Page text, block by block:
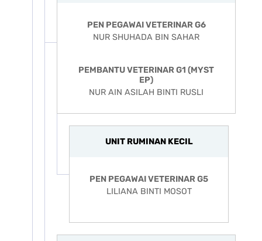
PEN PEGAWAI VETERINAR G6
NUR SHUHADA BIN SAHAR
PEMBANTU VETERINAR G1 (MYST
EP)
NUR AIN ASILAH BINTI RUSLI
UNIT RUMINAN KECIL
PEN PEGAWAI VETERINAR G5
LILIANA BINTI MOSOT